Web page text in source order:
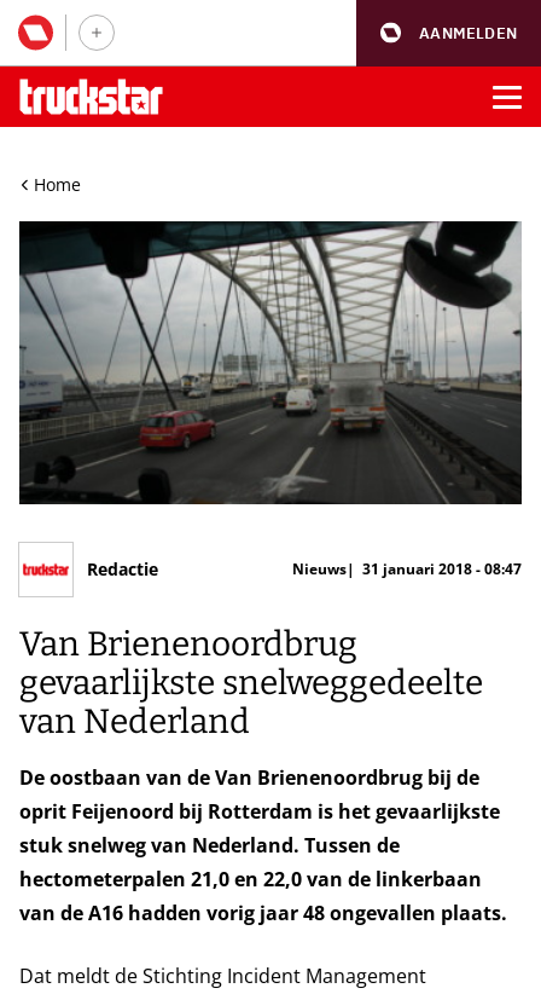
AANMELDEN
Home
Redactie Nieuws 31 januari 2018 - 08:47
Van Brienenoordbrug
gevaarlijkste snelweggedeelte
van Nederland
De oostbaan van de Van Brienenoordbrug bij de
oprit Feijenoord bij Rotterdam is het gevaarlijkste
stuk snelweg van Nederland. Tussen de
hectometerpalen 21,0 en 22,0 van de linkerbaan
van de A16 hadden vorig jaar 48 ongevallen plaats.
Dat meldt de Stichting Incident Management